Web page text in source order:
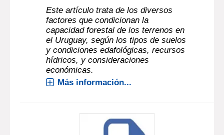
Este artículo trata de los diversos
factores que condicionan la
capacidad forestal de los terrenos en
el Uruguay, según los tipos de suelos
y condiciones edafológicas, recursos
hídricos, y consideraciones
económicas.
Más información...